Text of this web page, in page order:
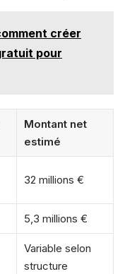
créer
pour
Montant net
estimé
32 millions €
5,3 millions €
Variable selon
structure